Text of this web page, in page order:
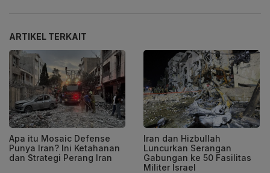
ARTIKEL TERKAIT
Apa itu Mosaic Defense
Punya Iran? Ini Ketahanan
dan Strategi Perang Iran
Iran dan Hizbullah
Luncurkan Serangan
Gabungan ke 50 Fasilitas
Militer Israel